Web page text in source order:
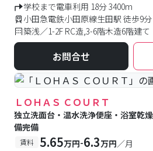
学校まで電車利用 18分 3400m
小田急電鉄小田原線生田駅 徒歩9分
築浅／1-2F RC造,3-6階木造6階建て
お問合せ
ＬＯＨＡＳ ＣＯＵＲＴ
独立洗面台・温水洗浄便座・浴室乾
備完備
賃料 5.65万円-6.3万円／月